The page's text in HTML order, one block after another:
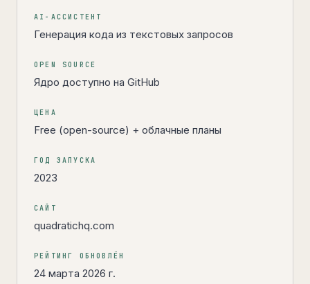
AI-АССИСТЕНТ
Генерация кода из текстовых запросов
OPEN SOURCE
Ядро доступно на GitHub
ЦЕНА
Free (open-source) + облачные планы
ГОД ЗАПУСКА
2023
САЙТ
quadratichq.com
РЕЙТИНГ ОБНОВЛЁН
24 марта 2026 г.